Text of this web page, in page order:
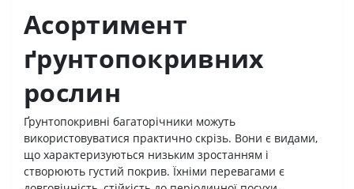
Асортимент
ґрунтопокривних
рослин
Ґрунтопокривні багаторічники можуть
використовуватися практично скрізь. Вони є видами,
що характеризуються низьким зростанням і
створюють густий покрив. Їхніми перевагами є